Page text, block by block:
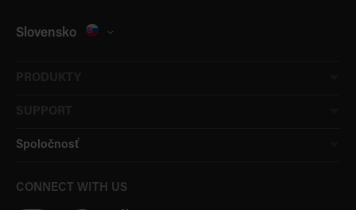
Slovensko
Spoločnosť
CONNECT WITH US